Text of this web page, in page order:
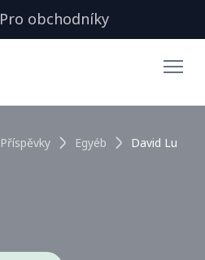
Pro obchodníky
Příspěvky Egyéb David Lu